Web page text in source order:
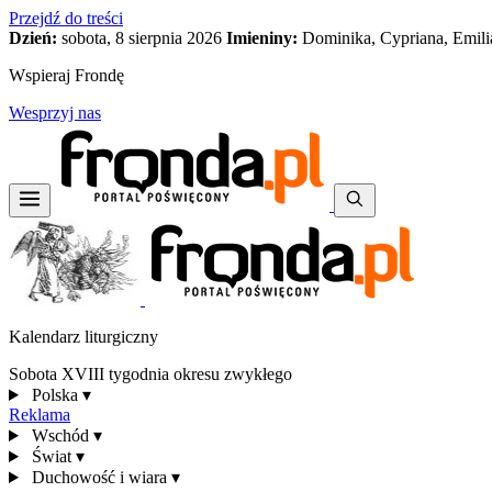
Przejdź do treści
Dzień: sobota, 8 sierpnia 2026 Imieniny: Dominika, Cypriana,
Wspieraj Frondę
Wesprzyj nas
Kalendarz liturgiczny
Sobota XVIII tygodnia okresu zwykłego
Polska ▾
Reklama
Wschód ▾
Świat ▾
Duchowość i wiara ▾